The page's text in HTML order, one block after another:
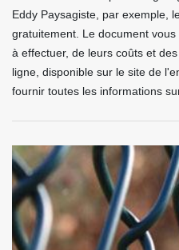
Eddy Paysagiste, par exemple,
gratuitement. Le document
à effectuer, de leurs coûts et
ligne, disponible sur le site de
fournir toutes les informations